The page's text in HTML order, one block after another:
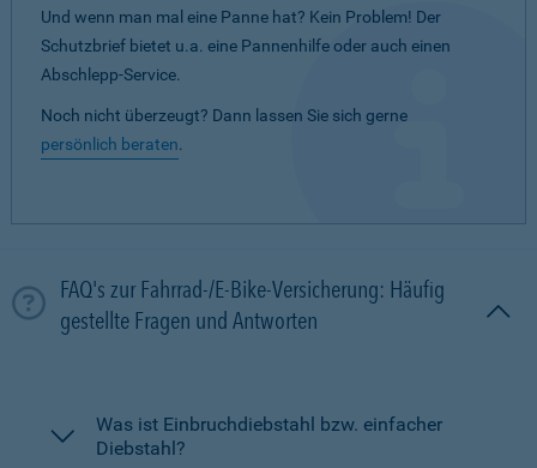
Und wenn man mal eine Panne hat? Kein Problem! Der
Schutzbrief bietet u.a. eine Pannenhilfe oder auch einen
Abschlepp-Service.
Noch nicht überzeugt? Dann lassen Sie sich gerne
persönlich beraten.
FAQ's zur Fahrrad-/E-Bike-Versicherung: Häufig
gestellte Fragen und Antworten
Was ist Einbruchdiebstahl bzw. einfacher
Diebstahl?